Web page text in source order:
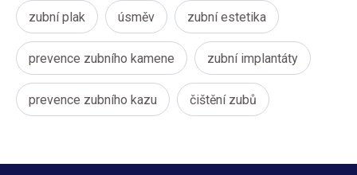
zubní plak úsměv zubní estetika
prevence zubního kamene zubní implantáty
prevence zubního kazu čištění zubů